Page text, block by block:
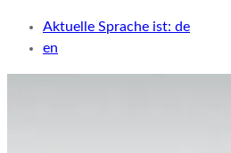
Aktuelle Sprache ist: de
en